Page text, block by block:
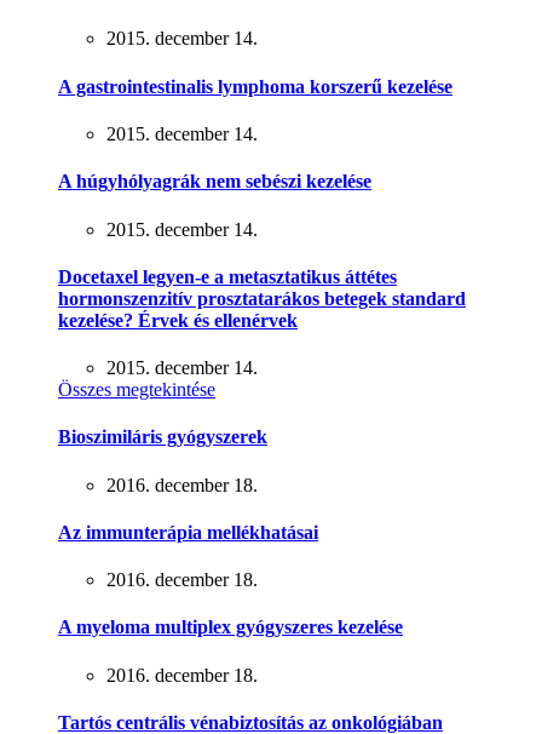
2015. december 14.
A gastrointestinalis lymphoma korszerű kezelése
2015. december 14.
A húgyhólyagrák nem sebészi kezelése
2015. december 14.
Docetaxel legyen-e a metasztatikus áttétes
hormonszenzitív prosztatarákos betegek standard
kezelése? Érvek és ellenérvek
2015. december 14.
Összes megtekintése
Bioszimiláris gyógyszerek
2016. december 18.
Az immunterápia mellékhatásai
2016. december 18.
A myeloma multiplex gyógyszeres kezelése
2016. december 18.
Tartós centrális vénabiztosítás az onkológiában